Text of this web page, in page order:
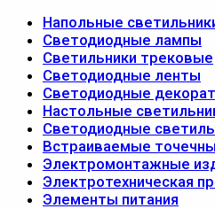
Напольные
Светодиодные лампы
Светильники трековые
Светодиодные ленты
Светодиодные
Настольные
Светодиодные
Встраиваемые
Электромонтажные
Электротехническая
Элементы питания